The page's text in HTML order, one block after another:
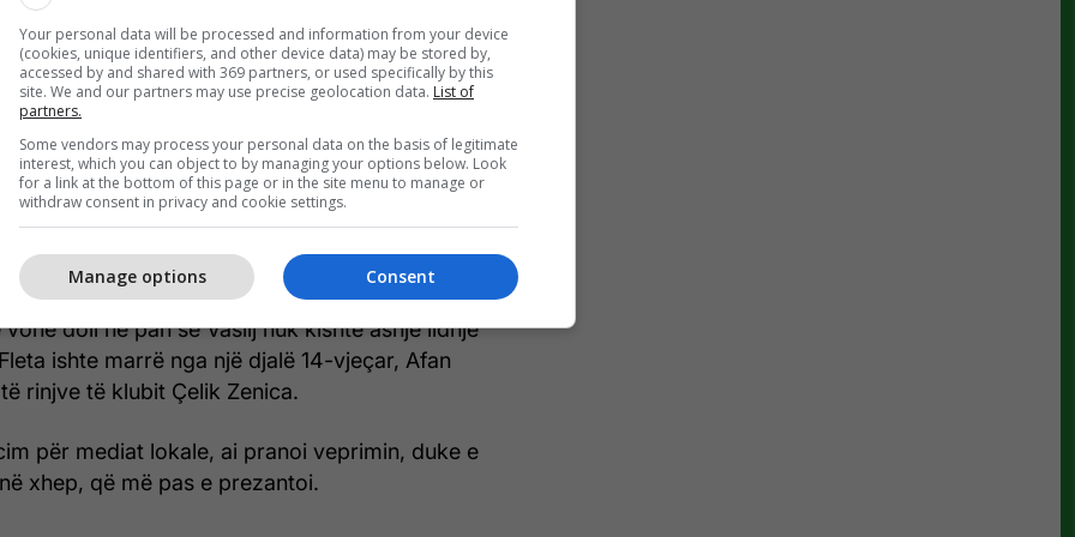
u pa duke i bërtitur portierit të Bosnjës, Nikola
për vjedhjen e një flete me shënime të
penalltitë – një listë që zakonisht përmban
mënyrën e gjuajtjes së lojtarëve kundërshtarë.
doli në pah se Vasilj nuk kishte asnjë lidhje
ishte marrë nga një djalë 14-vjeçar, Afan
rinjve të klubit Çelik Zenica.
për mediat lokale, ai pranoi veprimin, duke e
xhep, që më pas e prezantoi.
Your personal data will be processed and information from your device
(cookies, unique identifiers, and other device data) may be stored by,
accessed by and shared with 369 partners, or used specifically by this
site. We and our partners may use precise geolocation data. List of
partners.
Some vendors may process your personal data on the basis of legitimate
interest, which you can object to by managing your options below. Look
for a link at the bottom of this page or in the site menu to manage or
withdraw consent in privacy and cookie settings.
Consent
Manage options